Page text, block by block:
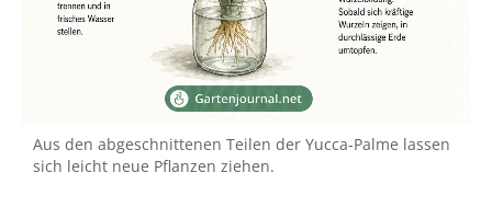
Aus den abgeschnittenen Teilen der Yucca-Palme lassen
sich leicht neue Pflanzen ziehen.